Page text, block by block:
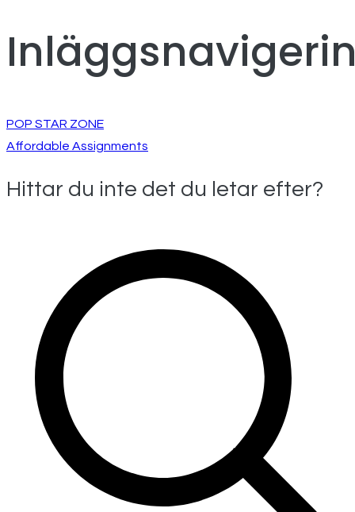
POP STAR ZONE
Affordable Assignments
Hittar du inte det du letar efter?